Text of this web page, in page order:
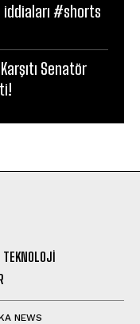
#shorts
Karşıtı Senatör
TEKNOLOJI
NEWS